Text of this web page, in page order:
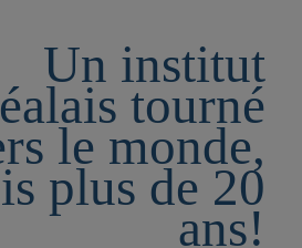
Un institut
tourné
le monde,
plus de 20
ans!